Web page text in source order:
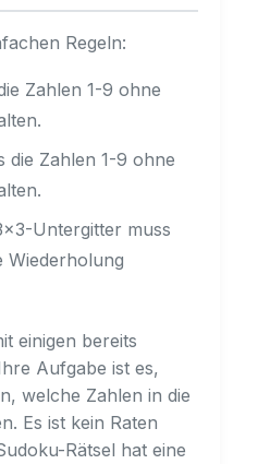
Regeln:
Zahlen 1-9 ohne
die Zahlen 1-9 ohne
Untergitter muss
Wiederholung
einigen bereits
Aufgabe ist es,
welche Zahlen in die
Es ist kein Raten
Rätsel hat eine